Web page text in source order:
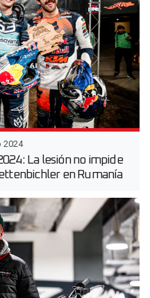
2024
La lesión no impide
en Rumanía